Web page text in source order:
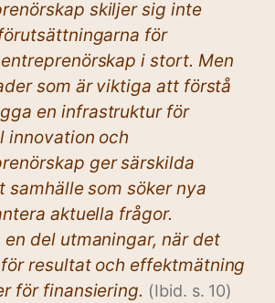
skiljer sig inte
för
i stort. Men
som är viktiga att förstå
en infrastruktur för
innovation och
ger särskilda
samhälle som söker nya
aktuella frågor.
del utmaningar, när det
resultat och effektmätning
för finansiering. (Ibid. s. 10)